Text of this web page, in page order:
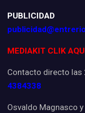
PUBLICIDAD
MEDIAKIT CLIK
Contacto directo las
4384338
Osvaldo Magnasco